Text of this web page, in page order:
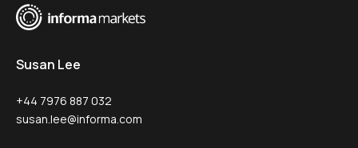
Susan Lee
+44 7976 887 032
susan.lee@informa.com